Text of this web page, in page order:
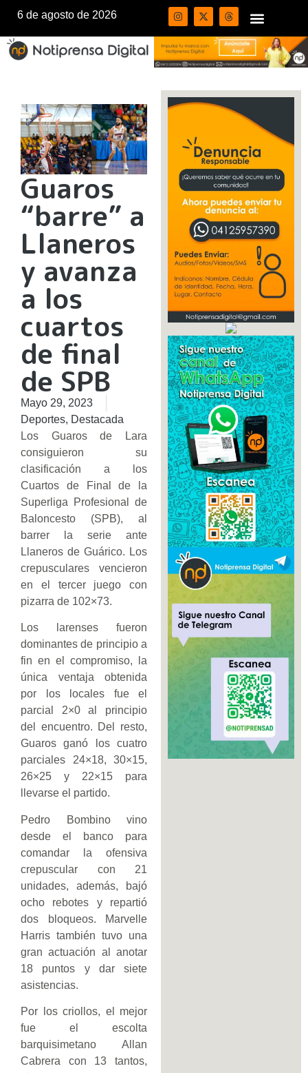
6 de agosto de 2026
Guaros
“barre” a
Llaneros
y avanza
a los
cuartos
de final
de SPB
Mayo 29, 2023
Deportes, Destacada
Los Guaros de Lara
consiguieron su
clasificación a los
Cuartos de Final de la
Superliga Profesional de
Baloncesto (SPB), al
barrer la serie ante
Llaneros de Guárico. Los
crepusculares vencieron
en el tercer juego con
pizarra de 102×73.
Los larenses fueron
dominantes de principio a
fin en el compromiso, la
única ventaja obtenida
por los locales fue el
parcial 2×0 al principio
del encuentro. Del resto,
Guaros ganó los cuatro
parciales 24×18, 30×15,
26×25 y 22×15 para
llevarse el partido.
Pedro Bombino vino
desde el banco para
comandar la ofensiva
crepuscular con 21
unidades, además, bajó
ocho rebotes y repartió
dos bloqueos. Marvelle
Harris también tuvo una
gran actuación al anotar
18 puntos y dar siete
asistencias.
Por los criollos, el mejor
fue el escolta
barquisimetano Allan
Cabrera con 13 tantos,